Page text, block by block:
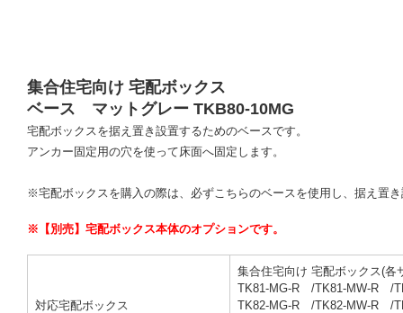
集合住宅向け 宅配ボックス
ベース マットグレー TKB80-10MG
宅配ボックスを据え置き設置するためのベースです。
アンカー固定用の穴を使って床面へ固定します。
※宅配ボックスを購入の際は、必ずこちらのベースを使用し、据え置
※【別売】宅配ボックス本体のオプションです。
対応宅配ボックス
集合住宅向け 宅配ボックス(各
TK81-MG-R /TK81-MW-R /
TK82-MG-R /TK82-MW-R /